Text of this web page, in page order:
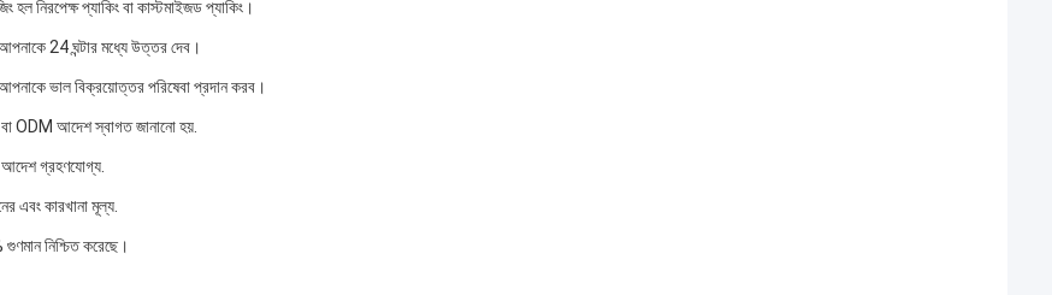
হল নিরপেক্ষ প্যাকিং বা কাস্টমাইজড প্যাকিং।
24 ঘন্টার মধ্যে উত্তর দেব।
ভাল বিক্রয়োত্তর পরিষেবা প্রদান করব।
ODM আদেশ স্বাগত জানানো হয়.
আদেশ গ্রহণযোগ্য.
এবং কারখানা মূল্য.
নিশ্চিত করেছে।